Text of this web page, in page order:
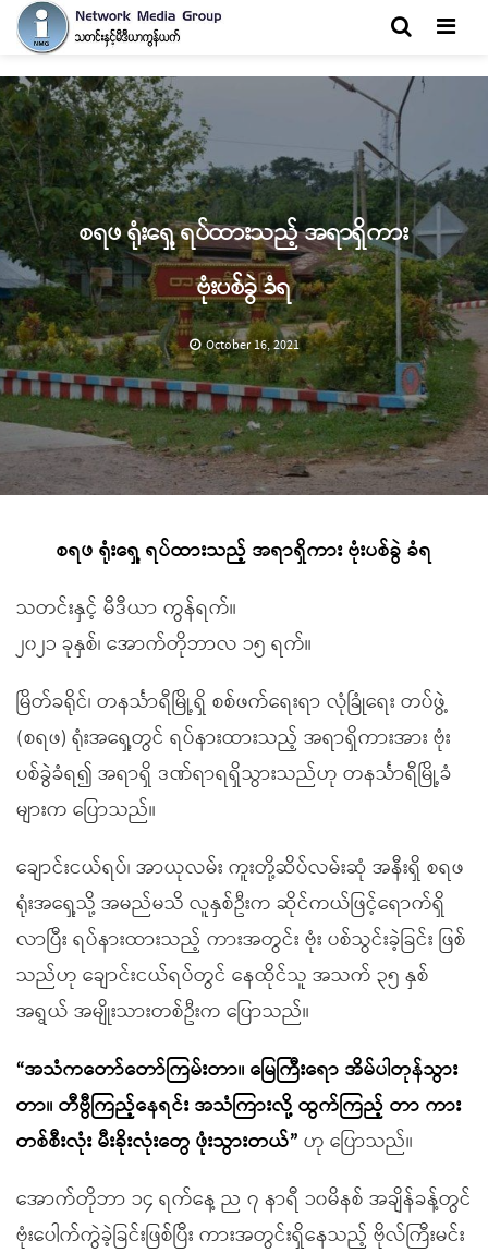
စရဖ ရုံးရှေ့ ရပ်ထားသည့် အရာရှိကား
ဗုံးပစ်ခွဲ ခံရ
October 16, 2021
စရဖ ရုံးရှေ့ ရပ်ထားသည့် အရာရှိကား ဗုံးပစ်ခွဲ ခံရ
သတင်းနှင့် မီဒီယာ ကွန်ရက်။
၂၀၂၁ ခုနှစ်၊ အောက်တိုဘာလ ၁၅ ရက်။
မြိတ်ခရိုင်၊ တနင်္သာရီမြို့ရှိ စစ်ဖက်ရေးရာ လုံခြုံရေး တပ်ဖွဲ့
(စရဖ) ရုံးအရှေ့တွင် ရပ်နားထားသည့် အရာရှိကားအား ဗုံး
ပစ်ခွဲခံရ၍ အရာရှိ ဒဏ်ရာရရှိသွားသည်ဟု တနင်္သာရီမြို့ခံ
များက ပြောသည်။
ချောင်းငယ်ရပ်၊ အာယုလမ်း ကူးတို့ဆိပ်လမ်းဆုံ အနီးရှိ စရဖ
ရုံးအရှေ့သို့ အမည်မသိ လူနှစ်ဦးက ဆိုင်ကယ်ဖြင့်ရောက်ရှိ
လာပြီး ရပ်နားထားသည့် ကားအတွင်း ဗုံး ပစ်သွင်းခဲ့ခြင်း ဖြစ်
သည်ဟု ချောင်းငယ်ရပ်တွင် နေထိုင်သူ အသက် ၃၅ နှစ်
အရွယ် အမျိုးသားတစ်ဦးက ပြောသည်။
“အသံကတော်တော်ကြမ်းတာ။ မြေကြီးရော အိမ်ပါတုန်သွား
တာ။ တီဗွီကြည့်နေရင်း အသံကြားလို့ ထွက်ကြည့် တာ ကား
တစ်စီးလုံး မီးခိုးလုံးတွေ ဖုံးသွားတယ်” ဟု ပြောသည်။
အောက်တိုဘာ ၁၄ ရက်နေ့ ည ၇ နာရီ ၁၀မိနစ် အချိန်ခန့်တွင်
ဗုံးပေါက်ကွဲခဲ့ခြင်းဖြစ်ပြီး ကားအတွင်းရှိနေသည့် ဗိုလ်ကြီးမင်း